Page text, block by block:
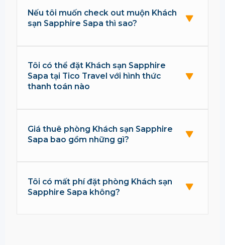
Nếu tôi muốn check out muộn Khách
sạn Sapphire Sapa thì sao?
Tôi có thể đặt Khách sạn Sapphire
Sapa tại Tico Travel với hình thức
thanh toán nào
Giá thuê phòng Khách sạn Sapphire
Sapa bao gồm những gì?
Tôi có mất phí đặt phòng Khách sạn
Sapphire Sapa không?